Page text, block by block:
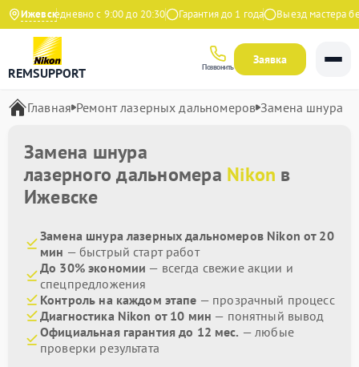
Ижевск
Ежедневно с 9:00 до 20:30 Гарантия до 1 года Выезд мастера
REMSUPPORT Позвонить
Заявка
Главная Ремонт лазерных дальномеров Замена шнура
Замена шнура
лазерного дальномера Nikon в
Ижевске
Замена шнура лазерных дальномеров Nikon от 20
мин — быстрый старт работ
До 30% экономии — всегда свежие акции и
спецпредложения
Контроль на каждом этапе — прозрачный процесс
Диагностика Nikon от 10 мин — понятный вывод
Официальная гарантия до 12 мес. — любые
проверки результата